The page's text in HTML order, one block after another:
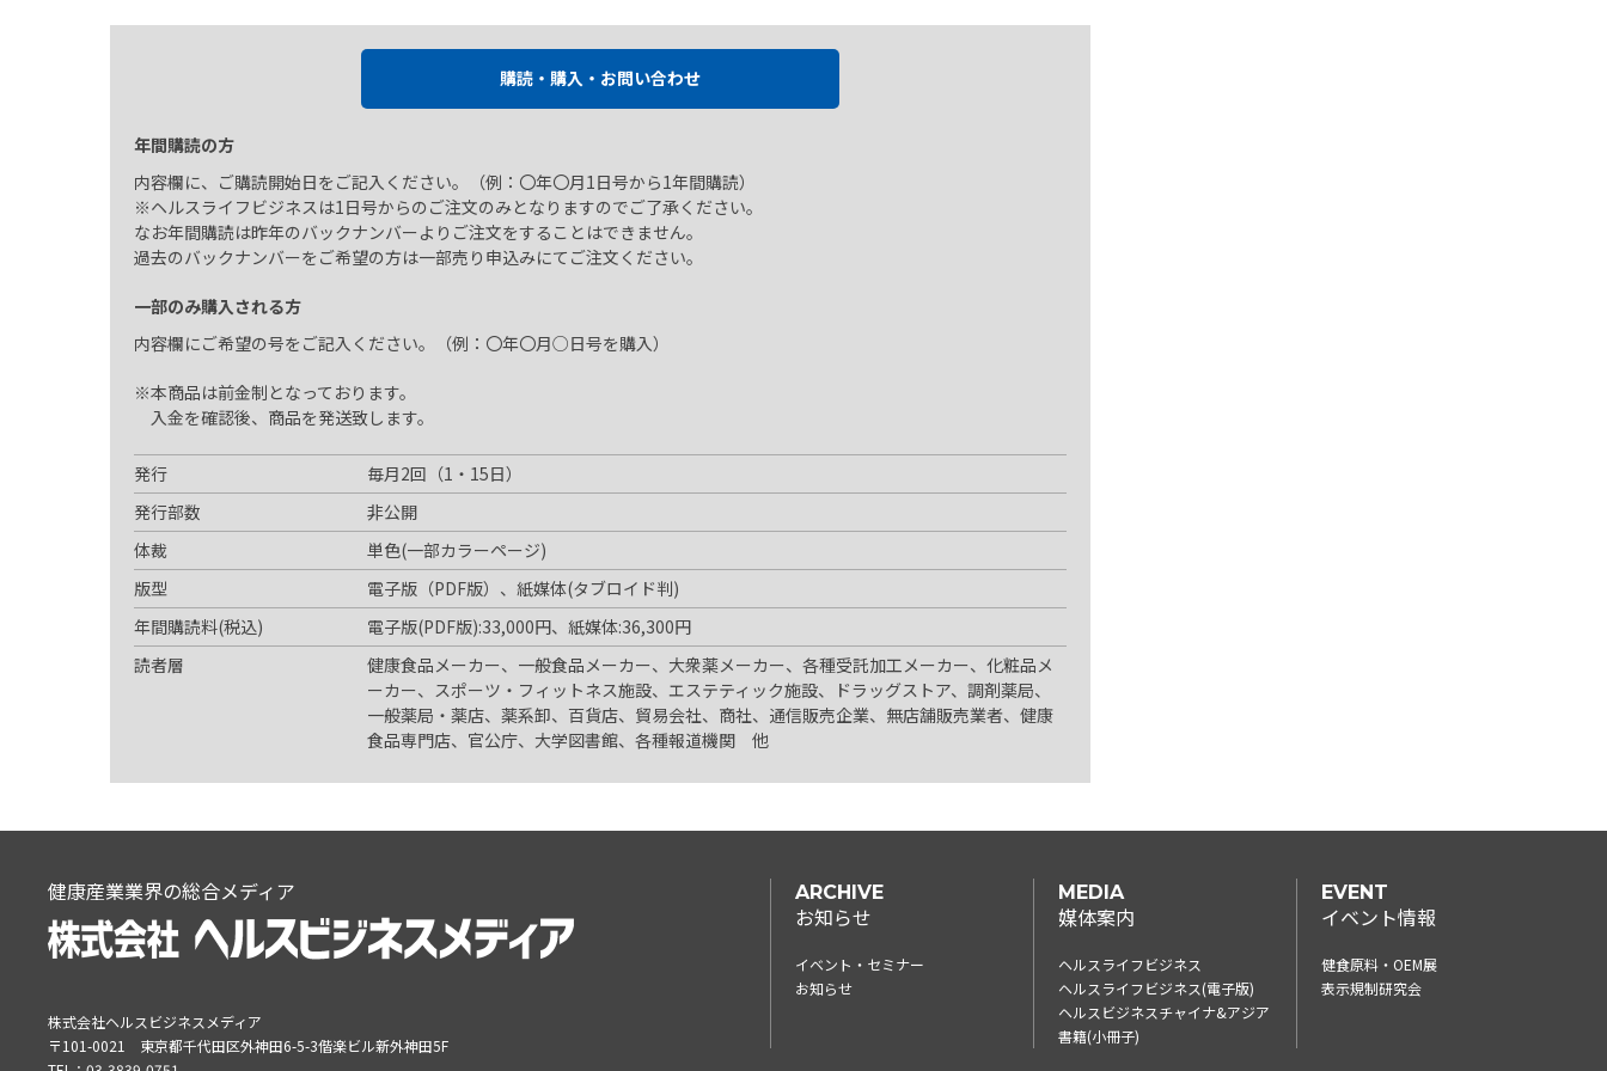
購読・購入・お問い合わせ
年間購読の方
内容欄に、ご購読開始日をご記入ください。（例：〇年〇月1日号から1年間購読）
※ヘルスライフビジネスは1日号からのご注文のみとなりますのでご了承ください。
なお年間購読は昨年のバックナンバーよりご注文をすることはできません。
過去のバックナンバーをご希望の方は一部売り申込みにてご注文ください。
一部のみ購入される方
内容欄にご希望の号をご記入ください。（例：〇年〇月○日号を購入）
※本商品は前金制となっております。
入金を確認後、商品を発送致します。
発行
毎月2回（1・15日）
発行部数
非公開
体裁
単色(一部カラーページ)
版型
電子版（PDF版）、紙媒体(タブロイド判)
年間購読料(税込)
電子版(PDF版):33,000円、紙媒体:36,300円
読者層
健康食品メーカー、一般食品メーカー、大衆薬メーカー、各種受託加工メーカー、化粧品メ
ーカー、スポーツ・フィットネス施設、エステティック施設、ドラッグストア、調剤薬局、
一般薬局・薬店、薬系卸、百貨店、貿易会社、商社、通信販売企業、無店舗販売業者、健康
食品専門店、官公庁、大学図書館、各種報道機関 他
健康産業業界の総合メディア
株式会社ヘルスビジネスメディア
〒101-0021 東京都千代田区外神田6-5-3偕楽ビル新外神田5F
ARCHIVE
お知らせ
イベント・セミナー
お知らせ
MEDIA
媒体案内
ヘルスライフビジネス
ヘルスライフビジネス(電子版)
ヘルスビジネスチャイナ&アジア
書籍(小冊子)
EVENT
イベント情報
健食原料・OEM展
表示規制研究会